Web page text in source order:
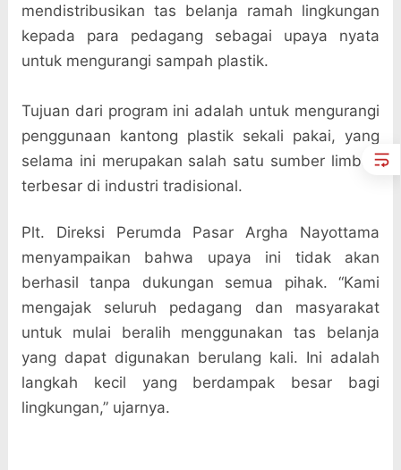
mendistribusikan tas belanja ramah lingkungan
kepada para pedagang sebagai upaya nyata
untuk mengurangi sampah plastik.
Tujuan dari program ini adalah untuk mengurangi
penggunaan kantong plastik sekali pakai, yang
selama ini merupakan salah satu sumber limbah
terbesar di industri tradisional.
Plt. Direksi Perumda Pasar Argha Nayottama
menyampaikan bahwa upaya ini tidak akan
berhasil tanpa dukungan semua pihak. “Kami
mengajak seluruh pedagang dan masyarakat
untuk mulai beralih menggunakan tas belanja
yang dapat digunakan berulang kali. Ini adalah
langkah kecil yang berdampak besar bagi
lingkungan,” ujarnya.